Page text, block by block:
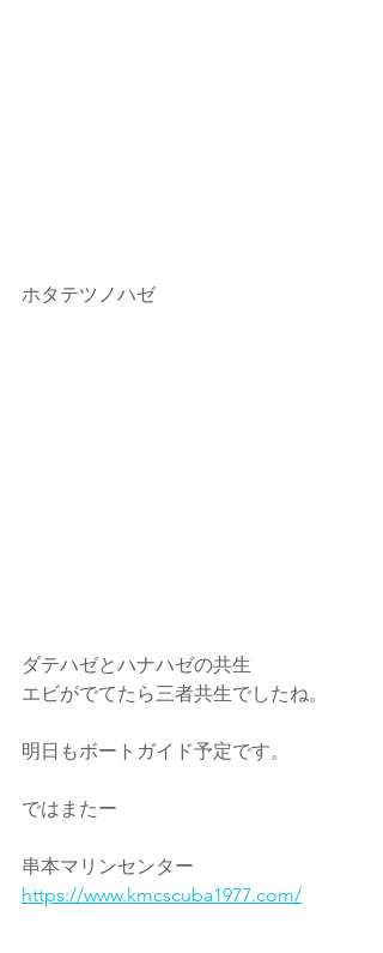
ホタテツノハゼ
ダテハゼとハナハゼの共生
エビがでてたら三者共生でしたね。
明日もボートガイド予定です。
ではまたー
串本マリンセンター
https://www.kmcscuba1977.com/